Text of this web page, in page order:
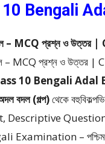
Bengali
– MCQ প্রশ্ন ও
– MCQ প্রশ্ন ও
10 Bengali
বদল (গল্প)থেকে
Descriptive
– পশ্চিমবঙ্গ